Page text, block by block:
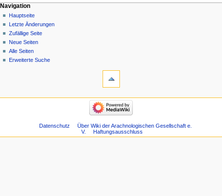
Navigation
Hauptseite
Letzte Änderungen
Zufällige Seite
Neue Seiten
Alle Seiten
Erweiterte Suche
Datenschutz
Über Wiki der Arachnologischen Gesellschaft e.
V.
Haftungsausschluss